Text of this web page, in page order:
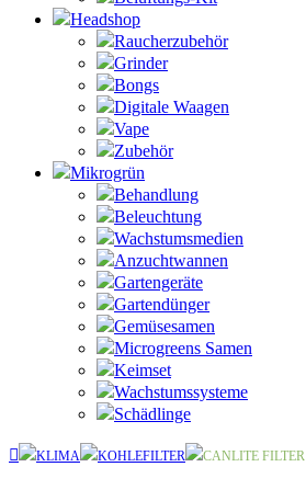
Headshop
Raucherzubehör
Grinder
Bongs
Digitale Waagen
Vape
Zubehör
Mikrogrün
Behandlung
Beleuchtung
Wachstumsmedien
Anzuchtwannen
Gartengeräte
Gartendünger
Gemüsesamen
Microgreens Samen
Keimset
Wachstumssysteme
Schädlinge
KLIMA KOHLEFILTER CANLITE